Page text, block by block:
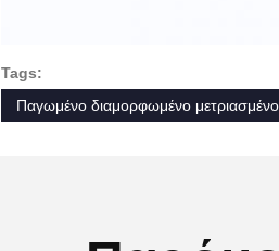
Tags:
Παγωμένο διαμορφωμένο μετριασμένο